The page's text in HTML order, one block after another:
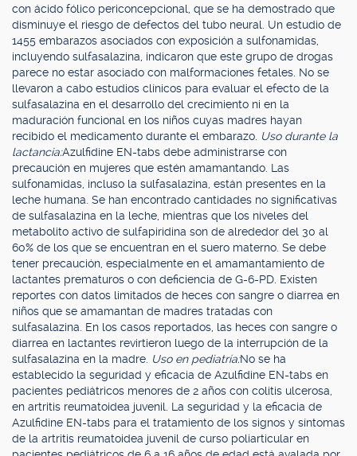
con ácido fólico periconcepcional, que se ha demostrado que
disminuye el riesgo de defectos del tubo neural. Un estudio de
1455 embarazos asociados con exposición a sulfonamidas,
incluyendo sulfasalazina, indicaron que este grupo de drogas
parece no estar asociado con malformaciones fetales. No se
llevaron a cabo estudios clínicos para evaluar el efecto de la
sulfasalazina en el desarrollo del crecimiento ni en la
maduración funcional en los niños cuyas madres hayan
recibido el medicamento durante el embarazo. Uso durante la
lactancia:Azulfidine EN-tabs debe administrarse con
precaución en mujeres que estén amamantando. Las
sulfonamidas, incluso la sulfasalazina, están presentes en la
leche humana. Se han encontrado cantidades no significativas
de sulfasalazina en la leche, mientras que los niveles del
metabolito activo de sulfapiridina son de alrededor del 30 al
60% de los que se encuentran en el suero materno. Se debe
tener precaución, especialmente en el amamantamiento de
lactantes prematuros o con deficiencia de G-6-PD. Existen
reportes con datos limitados de heces con sangre o diarrea en
niños que se amamantan de madres tratadas con
sulfasalazina. En los casos reportados, las heces con sangre o
diarrea en lactantes revirtieron luego de la interrupción de la
sulfasalazina en la madre. Uso en pediatría:No se ha
establecido la seguridad y eficacia de Azulfidine EN-tabs en
pacientes pediátricos menores de 2 años con colitis ulcerosa,
en artritis reumatoidea juvenil. La seguridad y la eficacia de
Azulfidine EN-tabs para el tratamiento de los signos y síntomas
de la artritis reumatoidea juvenil de curso poliarticular en